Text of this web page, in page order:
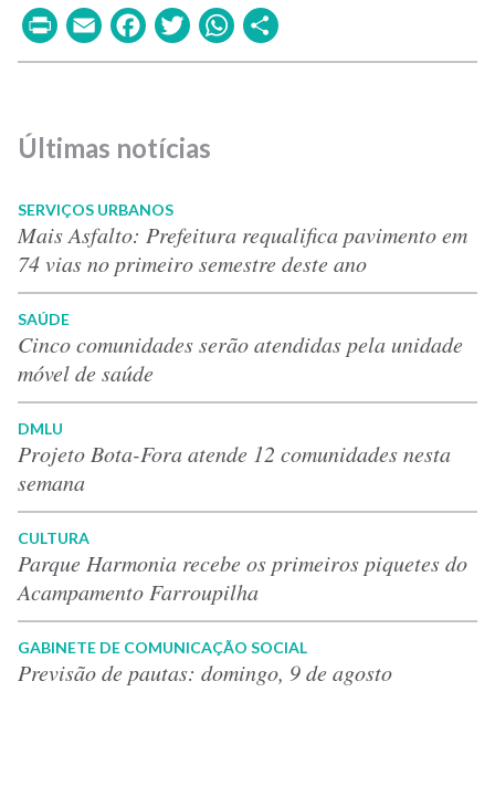
PrintEmailFacebook
TwitterWhatsApp
Últimas notícias
SERVIÇOS URBANOS
Mais Asfalto: Prefeitura requalifica pavimento em
74 vias no primeiro semestre deste ano
SAÚDE
Cinco comunidades serão atendidas pela unidade
móvel de saúde
DMLU
Projeto Bota-Fora atende 12 comunidades nesta
semana
CULTURA
Parque Harmonia recebe os primeiros piquetes do
Acampamento Farroupilha
GABINETE DE COMUNICAÇÃO SOCIAL
Previsão de pautas: domingo, 9 de agosto